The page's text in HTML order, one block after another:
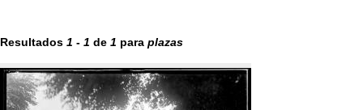
Resultados 1 - 1 de 1 para plazas